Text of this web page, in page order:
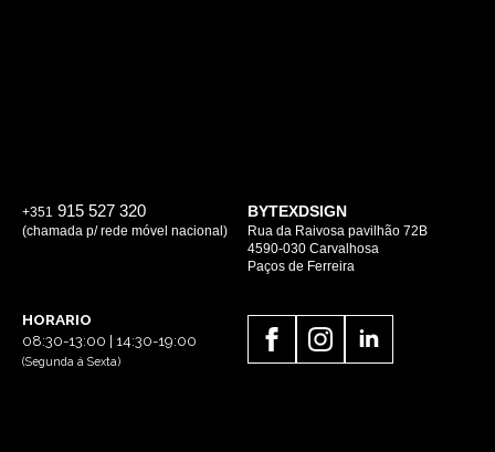
+351 915 527 320
(chamada p/ rede móvel nacional)
BYTEXDSIGN
Rua da Raivosa pavilhão 72B
4590-030 Carvalhosa
Paços de Ferreira
HORARIO
08:30-13:00 | 14:30-19:00
(Segunda á Sexta)